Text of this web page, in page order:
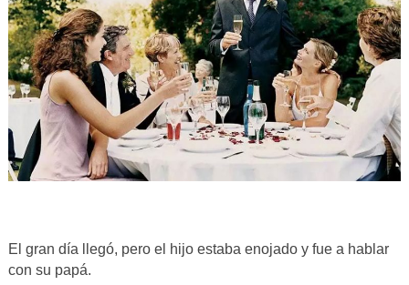
El gran día llegó, pero el hijo estaba enojado y fue a hablar
con su papá.